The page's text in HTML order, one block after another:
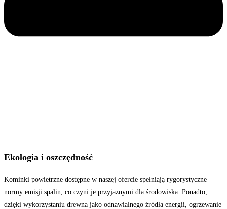
Ekologia i oszczędność
Kominki powietrzne dostępne w naszej ofercie spełniają rygorystyczne
normy emisji spalin, co czyni je przyjaznymi dla środowiska. Ponadto,
dzięki wykorzystaniu drewna jako odnawialnego źródła energii, ogrzewanie